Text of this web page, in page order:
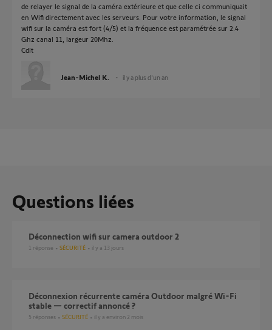
de relayer le signal de la caméra extérieure et que celle ci communiquait
en Wifi directement avec les serveurs. Pour votre information, le signal
wifi sur la caméra est fort (4/5) et la fréquence est paramétrée sur 2.4
Ghz canal 11, largeur 20Mhz.
Cdlt
Jean-Michel K. il y a plus d'un an
Questions liées
Déconnection wifi sur camera outdoor 2
1 réponse SÉCURITÉ il y a 13 jours
Déconnexion récurrente caméra Outdoor malgré Wi-Fi
stable — correctif annoncé ?
5 réponses SÉCURITÉ il y a environ 2 mois